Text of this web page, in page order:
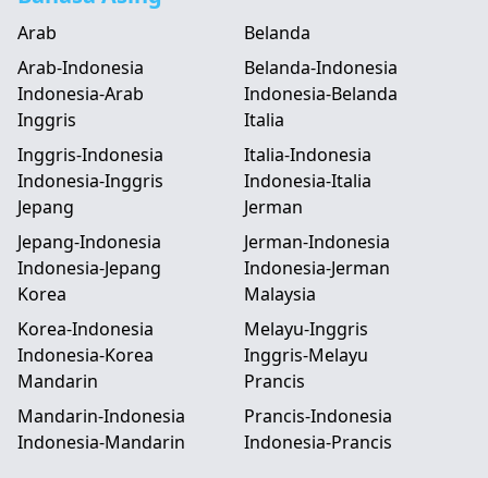
Arab
Arab-Indonesia
Indonesia-Arab
Belanda
Belanda-Indonesia
Indonesia-Belanda
Inggris
Inggris-Indonesia
Indonesia-Inggris
Italia
Italia-Indonesia
Indonesia-Italia
Jepang
Jepang-Indonesia
Indonesia-Jepang
Jerman
Jerman-Indonesia
Indonesia-Jerman
Korea
Korea-Indonesia
Indonesia-Korea
Malaysia
Melayu-Inggris
Inggris-Melayu
Mandarin
Mandarin-Indonesia
Indonesia-Mandarin
Prancis
Prancis-Indonesia
Indonesia-Prancis